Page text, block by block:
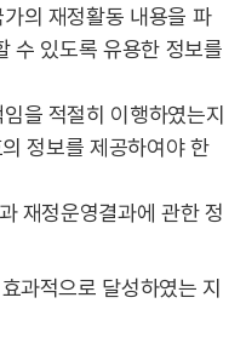
의 재정활동 내용을 파
수 있도록 유용한 정보를
을 적절히 이행하였는지
정보를 제공하여야 한
재정운영결과에 관한 정
과적으로 달성하였는 지